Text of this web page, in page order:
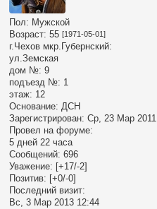
Пол: Мужской
Возраст: 55 [1971-05-01]
г.Чехов мкр.Губернский:
ул.Земская
дом №: 9
подъезд №: 1
этаж: 12
Основание: ДСН
Зарегистрирован: Ср, 23 Мар 2011
Провел на форуме:
5 дней 22 часа
Сообщений: 696
Уважение: [+17/-2]
Позитив: [+0/-0]
Последний визит:
Вс, 3 Мар 2013 12:44